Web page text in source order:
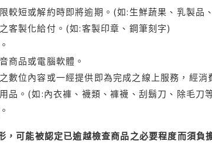
較短或解約時即將逾期。(如:生鮮蔬果、乳製品
客製化給付。(如:客製印章、鋼筆刻字)
商品或電腦軟體。
數位內容或一經提供即為完成之線上服務，經
品。(如:內衣褲、襪類、褲襪、刮鬍刀、除毛刀
，可能被認定已逾越檢查商品之必要程度而須